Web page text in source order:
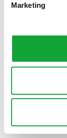
Marketing